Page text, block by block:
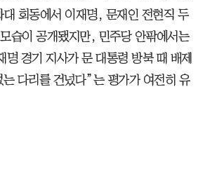
회동에서 이재명, 문재인 전현직 두
습이 공개됐지만, 민주당 안팎에서는
명 경기 지사가 문 대통령 방북 때 배제
다리를 건넜다”는 평가가 여전히 유